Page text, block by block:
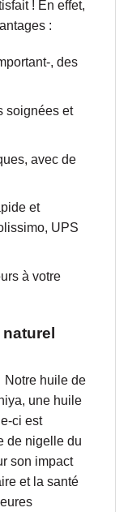
! En effet,
:
, des
soignées et
avec de
et
UPS
à votre
Notre huile de
une huile
ci est
de nigelle du
son impact
et la santé